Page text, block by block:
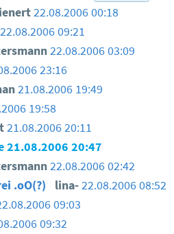
22.08.2006 00:18
22.08.2006 09:21
22.08.2006 03:09
23:16
21.08.2006 19:49
19:58
21.08.2006 20:11
21.08.2006 20:47
22.08.2006 02:42
.oO(?) lina-22.08.2006 08:52
09:03
09:32